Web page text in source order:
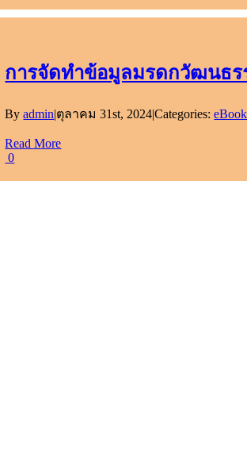
การจัดทำข้อมูลมรดกวัฒนธ
Byadmin|ตุลาคม 31st, 2024|Categories:eBook
Read More
0